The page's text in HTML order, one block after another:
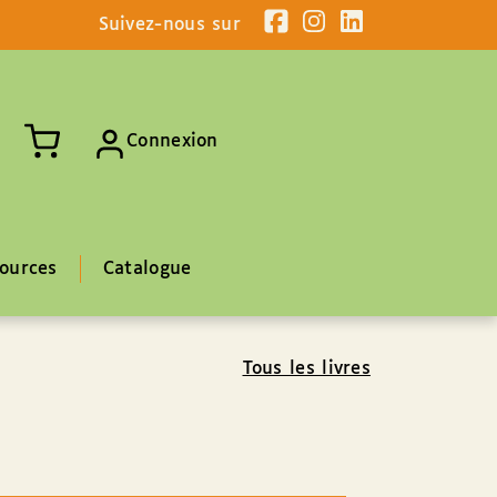
Suivez-nous sur
Connexion
Catalogue
Tous les livres